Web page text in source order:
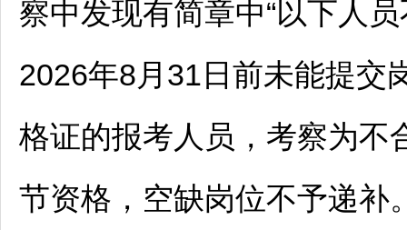
察中发现有简章中“以下人
2026年8月31日前未能提交
格证的报考人员，考察为不
节资格，空缺岗位不予递补